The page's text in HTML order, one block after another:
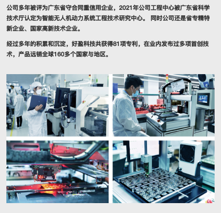
公司多年被评为广东省守合同重信用企业，2021年公司工程中心被广东省科学
技术厅认定为智能无人机动力系统工程技术研究中心。 同时公司还是省专精特
新企业、国家高新技术企业。
经过多年的积累和沉淀，好盈科技共获得81项专利，在业内发布过多项首创技
术，产品远销全球160多个国家与地区。